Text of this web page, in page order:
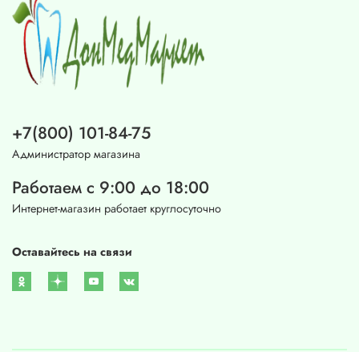
+7(800) 101-84-75
Администратор магазина
Работаем с 9:00 до 18:00
Интернет-магазин работает круглосуточно
Оставайтесь на связи